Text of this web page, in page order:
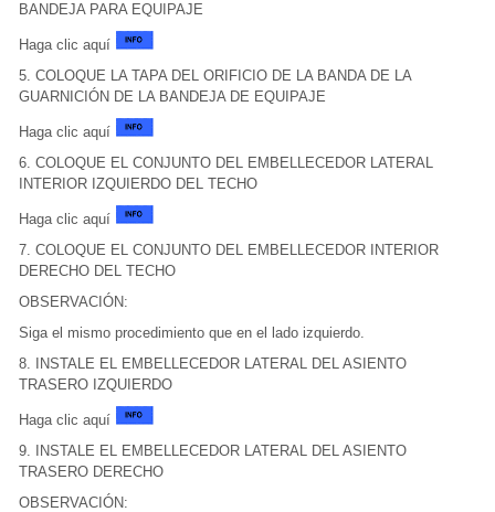
BANDEJA PARA EQUIPAJE
Haga clic aquí
5. COLOQUE LA TAPA DEL ORIFICIO DE LA BANDA DE LA
GUARNICIÓN DE LA BANDEJA DE EQUIPAJE
Haga clic aquí
6. COLOQUE EL CONJUNTO DEL EMBELLECEDOR LATERAL
INTERIOR IZQUIERDO DEL TECHO
Haga clic aquí
7. COLOQUE EL CONJUNTO DEL EMBELLECEDOR INTERIOR
DERECHO DEL TECHO
OBSERVACIÓN:
Siga el mismo procedimiento que en el lado izquierdo.
8. INSTALE EL EMBELLECEDOR LATERAL DEL ASIENTO
TRASERO IZQUIERDO
Haga clic aquí
9. INSTALE EL EMBELLECEDOR LATERAL DEL ASIENTO
TRASERO DERECHO
OBSERVACIÓN: